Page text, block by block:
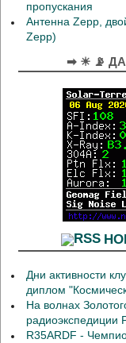
пропускания
Антенна Zepp,
Zepp)
➡ ☀ 📡
Дни активности
диплом
На волнах
радиоэкспедиции
R35ARDF -